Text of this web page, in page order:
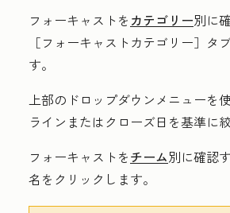
フォーキャストを カテゴリー別に
［フォーキャストカテゴリー］ タ
す。
上部の ドロップダウンメニューを
ライン または クローズ日 を基準に
フォーキャストをチーム別に確認
名 をクリックします。